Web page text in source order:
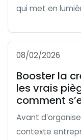
qui met en
08/02/2026
Booster la
les vrais
comment
Avant
contexte